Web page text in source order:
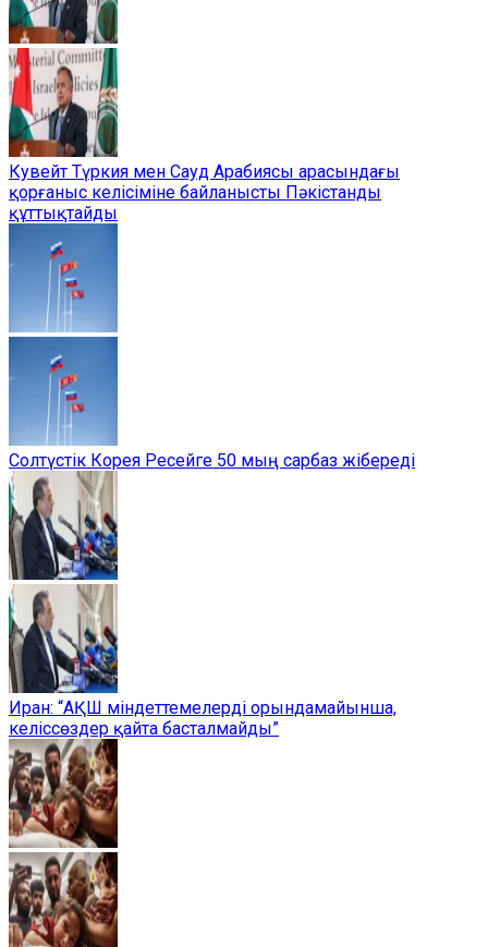
Кувейт Түркия мен Сауд Арабиясы арасындағы
қорғаныс келісіміне байланысты Пәкістанды
құттықтайды
Солтүстік Корея Ресейге 50 мың сарбаз жібереді
Иран: “АҚШ міндеттемелерді орындамайынша,
келіссөздер қайта басталмайды”